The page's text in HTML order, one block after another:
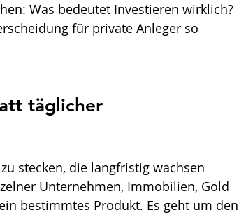
Was bedeutet Investieren wirklich?
für private Anleger so
täglicher
stecken, die langfristig wachsen
Unternehmen, Immobilien, Gold
bestimmtes Produkt. Es geht um den